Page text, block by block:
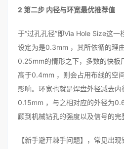
2 第二步 内径与环宽最优推荐值
于“过孔孔径”即Via Hole Size这
设定为是0.3mm ，其所依循的理
0.25mm的情形之下，多数的快板
高于0.4mm ，则会占用布线的空
影响。环宽也就是焊盘外径减去
0.15mm ，与之相对应的外径为
顾到机械钻孔的强度以及信号的完
【新手避开棘手问题】，常见出